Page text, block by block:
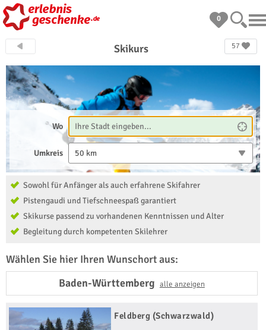
0
57
Skikurs
Wo
Umkreis 50 km
Sowohl für Anfänger als auch erfahrene Skifahrer
Pistengaudi und Tiefschneespaß garantiert
Skikurse passend zu vorhandenen Kenntnissen und Alter
Begleitung durch kompetenten Skilehrer
Wählen Sie hier Ihren Wunschort aus:
Baden-Württemberg alle anzeigen
Feldberg (Schwarzwald)